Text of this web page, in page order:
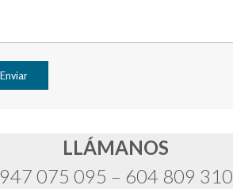
LLÁMANOS
947 075 095 – 604 809 310